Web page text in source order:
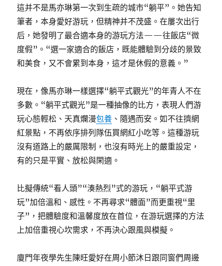
這并不是馬亦琳第一次到生疏的城市“躺平”。她告知
筆者，本身愛好游玩，但精神并不茂盛。在屢次出行
后，她發明了最合適本身的游玩方法——往飯店“微
度假”。“選一家適合的飯店，既能體驗到分歧的景致
和美食，又不會累到本身，這才是休假的意義。”
現在，像馬亦琳一樣選擇“躺平式觀光”的年青人不在
多數。“躺平式觀光”是一種抽像的比方，表現人們游
玩心態輕松、天真爛漫包養 、隨遇而安。如不往擠網
紅景點，不再依序排列隊伍買網紅小吃等。這種游玩
沒有道路上的嚴厲限制，也沒有時光上的嚴重設定，
有的只是平實、放松與閑適。
比擬傳統“看人頭”“湊熱烈”式的游玩，“躺平式游
玩”加倍溫和、感性。不再尋求“體面”而更重視“里
子”，把體驗度和溫馨度放在首位，在游玩選擇的方法
上加倍重視心坎需求，不再決心跟風與模擬。
廈門年夜學先生陳旺愛好在周小節沐日跟同窗們周邊